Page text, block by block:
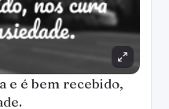
e é bem recebido,